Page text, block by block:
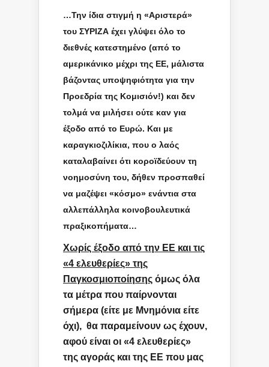
…Την ίδια στιγμή η «Αριστερά»
του ΣΥΡΙΖΑ έχει γλύψει όλο το
διεθνές κατεστημένο (από το
αμερικάνικο μέχρι της ΕΕ, μάλιστα
βάζοντας υποψηφιότητα για την
Προεδρία της Κομισιόν!) και δεν
τολμά να μιλήσει ούτε καν για
έξοδο από το Ευρώ. Και με
καραγκιοζιλίκια, που ο λαός
καταλαβαίνει ότι κοροϊδεύουν τη
νοημοσύνη του, δήθεν προσπαθεί
να μαζέψει «κόσμο» ενάντια στα
αλλεπάλληλα κοινοβουλευτικά
πραξικοπήματα…
Χωρίς έξοδο από την ΕΕ και τις
«4 ελευθερίες» της
Παγκοσμιοποίησης όμως όλα
τα μέτρα που παίρνονται
σήμερα (είτε με Μνημόνια είτε
όχι), θα παραμείνουν ως έχουν,
αφού είναι οι «4 ελευθερίες»
της αγοράς και της ΕΕ που μας